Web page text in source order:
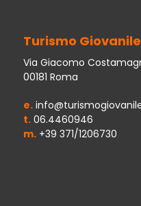
Turismo Giovanile
Via Giacomo
00181 Roma
e.
t.06.4460946
m.+39 371/1206730